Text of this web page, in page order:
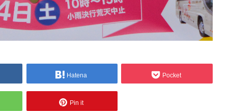
Hatena Pocket
Pin it